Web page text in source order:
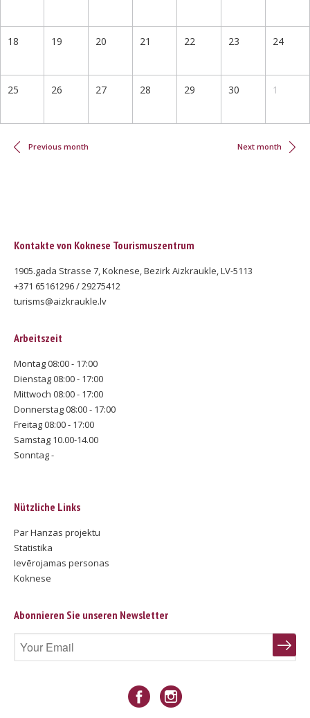
18 19 20 21 22 23 24
25 26 27 28 29 30 1
Previous month Next month
Kontakte von Koknese Tourismuszentrum
1905.gada Strasse 7, Koknese, Bezirk Aizkraukle, LV-5113
+371 65161296 / 29275412
turisms@aizkraukle.lv
Arbeitszeit
Montag 08:00 - 17:00
Dienstag 08:00 - 17:00
Mittwoch 08:00 - 17:00
Donnerstag 08:00 - 17:00
Freitag 08:00 - 17:00
Samstag 10.00-14.00
Sonntag -
Nützliche Links
Par Hanzas projektu
Statistika
Ievērojamas personas
Koknese
Abonnieren Sie unseren Newsletter